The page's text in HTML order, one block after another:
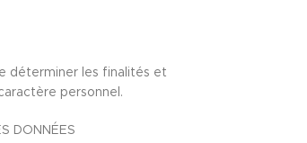
déterminer les finalités et
personnel.
DONNÉES